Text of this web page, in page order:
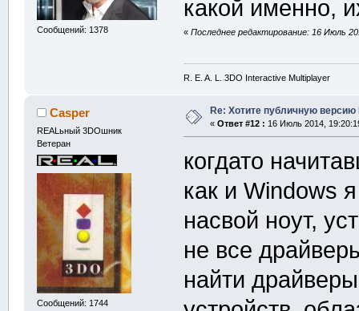
Сообщений: 1378
какой именно,
«Последнее редактирование: 16 Июль
R. E. A. L. 3DO Interactive Multiplayer
Casper
REALьный 3DOшник
Ветеран
Сообщений: 1744
Re: Хотите публичную версию
« Ответ #12 : 16 Июль 2014,
когдато
как и Windows
насвой ноут,
не все
найти